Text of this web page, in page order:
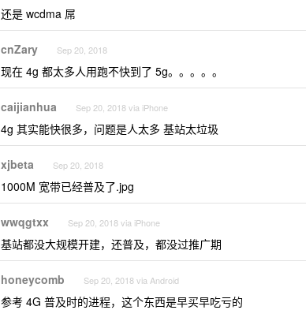
还是 wcdma 屌
cnZary Sep 20, 2018
现在 4g 都太多人用跑不快到了 5g。。。。。
caijianhua Sep 20, 2018 via iPhone
4g 其实能快很多，问题是人太多 基站太垃圾
xjbeta Sep 20, 2018
1000M 宽带已经普及了.jpg
wwqgtxx Sep 20, 2018 via iPhone
基站都没大规模开建，还普及，都没过推广期
honeycomb Sep 20, 2018 via Android
参考 4G 普及时的进程，这个东西是早买早吃亏的